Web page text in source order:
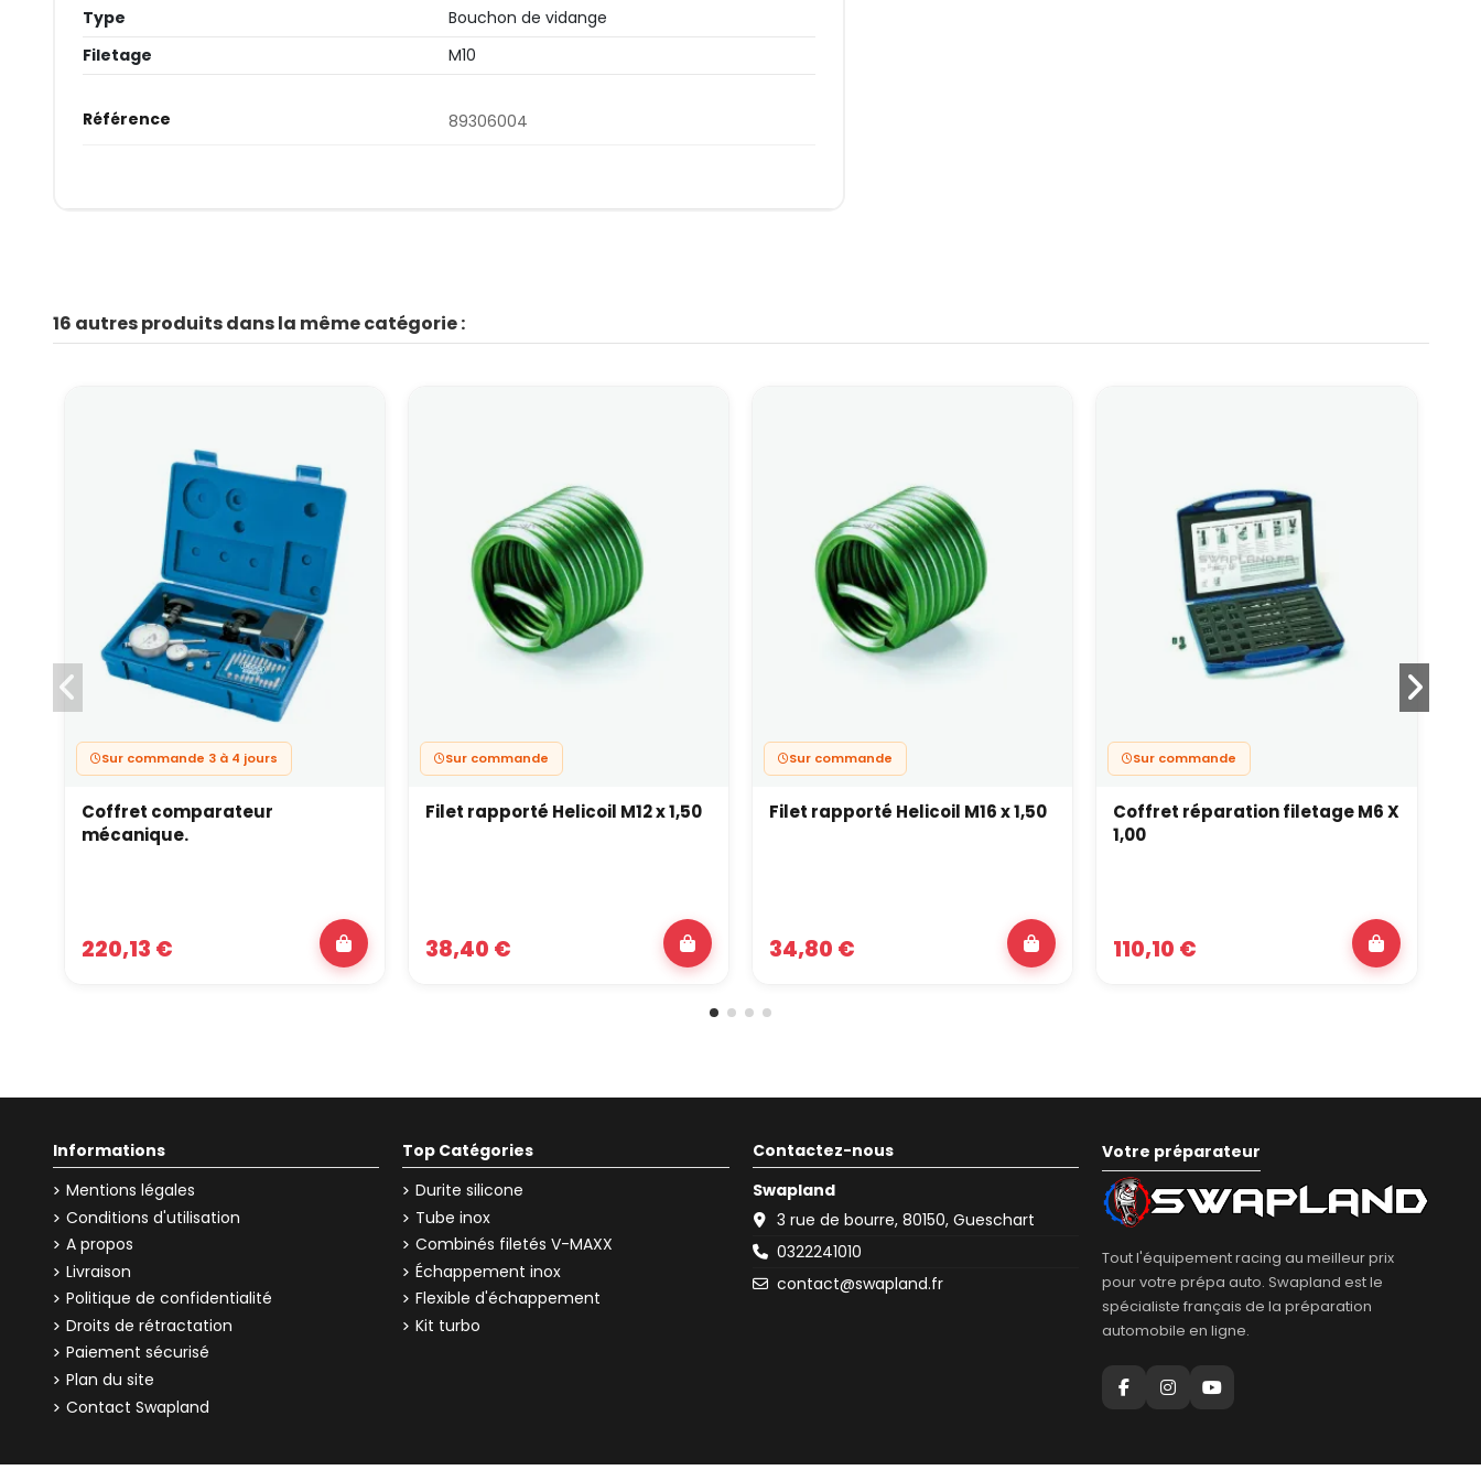
Type
Bouchon de vidange
Filetage
M10
Référence 89306004
16 autres produits dans la même catégorie :
Sur commande 3 à 4 jours
Coffret comparateur
mécanique.
220,13 €
Sur commande
Filet rapporté Helicoil M12 x 1,50
38,40 €
Sur commande
Filet rapporté Helicoil M16 x 1,50
34,80 €
Sur commande
Coffret réparation filetage M6 X
1,00
110,10 €
Informations
Mentions légales
Conditions d'utilisation
A propos
Livraison
Politique de confidentialité
Droits de rétractation
Paiement sécurisé
Plan du site
Contact Swapland
Top Catégories
Durite silicone
Tube inox
Combinés filetés V-MAXX
Échappement inox
Flexible d'échappement
Kit turbo
Contactez-nous
Swapland
3 rue de bourre, 80150, Gueschart
0322241010
contact@swapland.fr
Votre préparateur
Tout l'équipement racing au meilleur prix
pour votre prépa auto. Swapland est le
spécialiste français de la préparation
automobile en ligne.